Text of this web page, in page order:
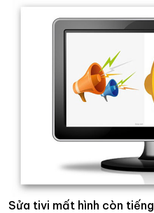
Sửa tivi mất hình còn tiếng